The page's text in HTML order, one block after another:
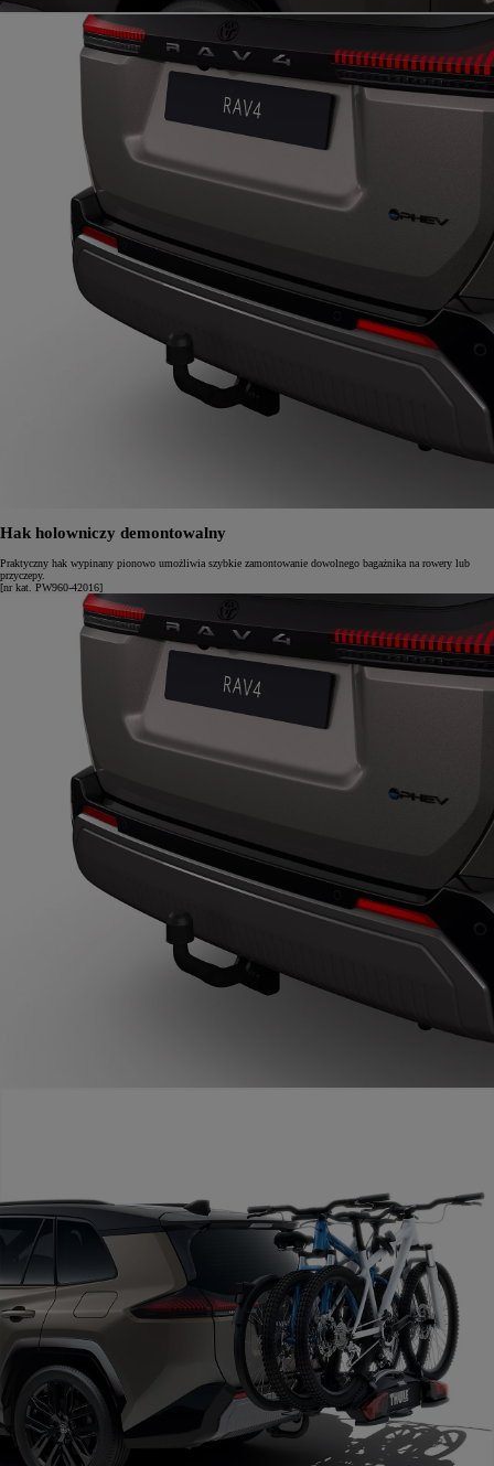
Hak holowniczy demontowalny
Praktyczny hak wypinany pionowo umożliwia szybkie zamontowanie dowolnego bagażnika na rowery lub
przyczepy.
[nr kat. PW960-42016]